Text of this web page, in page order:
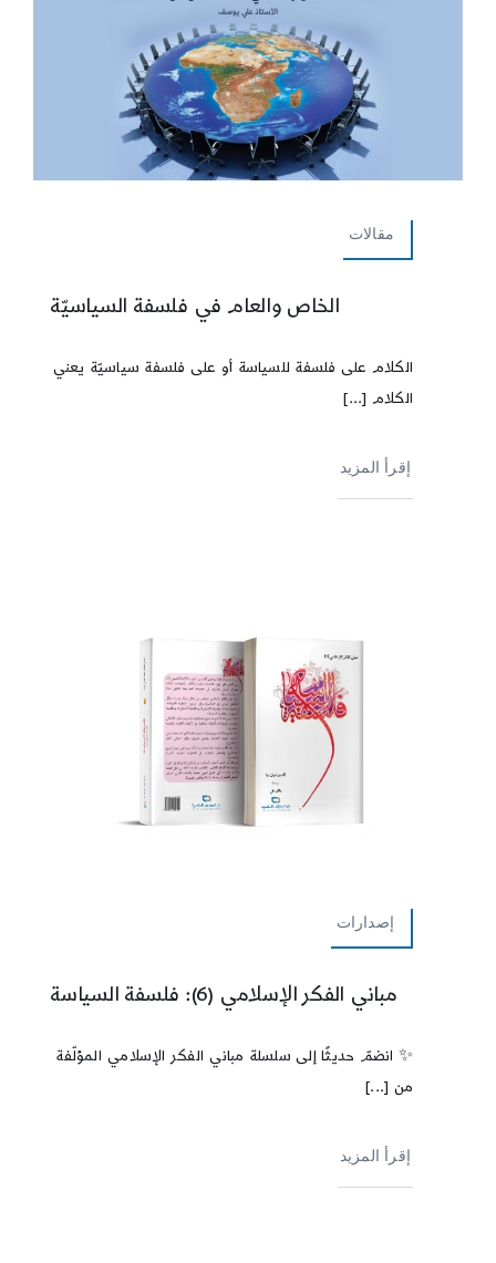
مقالات
الخاص والعام في فلسفة السياسيّة
الكلام على فلسفة للسياسة أو على فلسفة سياسيّة يعني
الكلام [...]
إقرأ المزيد
إصدارات
مباني الفكر الإسلامي (6): فلسفة السياسة
✨ انضمّ حديثًا إلى سلسلة مباني الفكر الإسلامي المؤلّفة
من [...]
إقرأ المزيد